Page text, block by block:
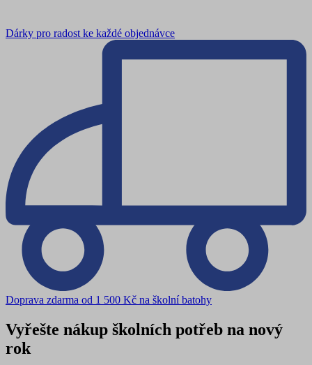
Dárky pro radost ke každé objednávce
Doprava zdarma od 1 500 Kč na školní batohy
Vyřešte nákup školních potřeb na nový
rok